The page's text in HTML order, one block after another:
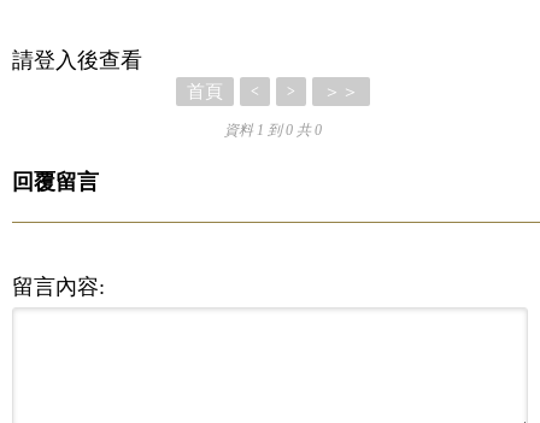
請登入後查看
首頁 < > ＞＞
資料 1 到 0 共 0
回覆留言
留言內容: